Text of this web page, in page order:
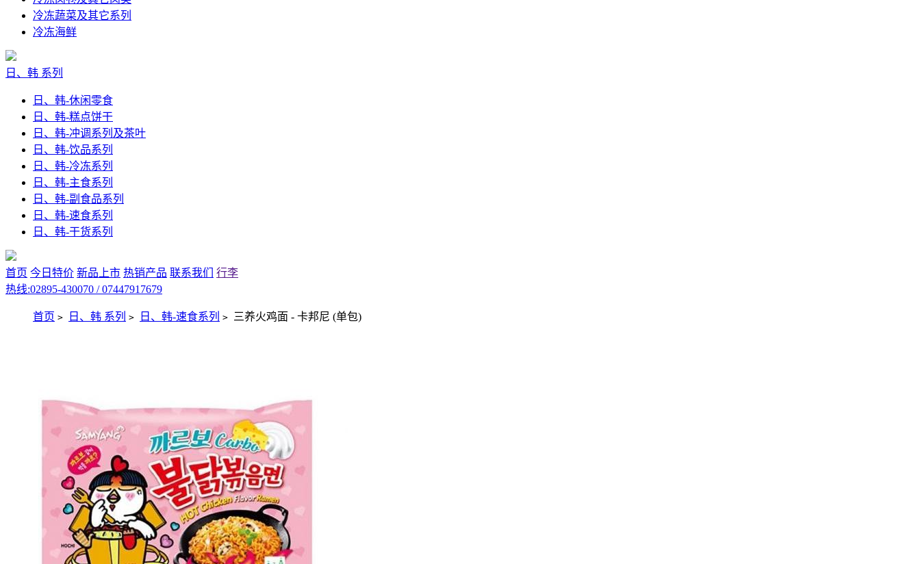
冷冻蔬菜及其它系列
冷冻海鲜
日、韩 系列
日、韩-休闲零食
日、韩-糕点饼干
日、韩-冲调系列及茶叶
日、韩-饮品系列
日、韩-冷冻系列
日、韩-主食系列
日、韩-副食品系列
日、韩-速食系列
日、韩-干货系列
首页 今日特价 新品上市 热销产品 联系我们
行李
热线:02895-430070 / 07447917679
首页 > 日、韩 系列 > 日、韩-速食系列 > 三养火鸡面 - 卡邦尼 (单包)